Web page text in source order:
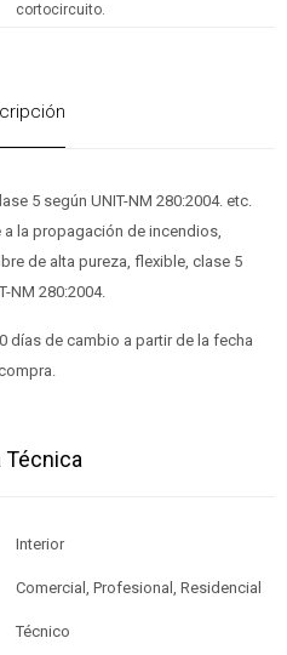
cortocircuito.
5 según UNIT-NM 280:2004. etc.
a la propagación de incendios,
de alta pureza, flexible, clase 5
NM 280:2004.
días de cambio a partir de la fecha
Técnica
Interior
Comercial, Profesional, Residencial
Técnico